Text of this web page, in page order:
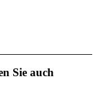
Sie auch